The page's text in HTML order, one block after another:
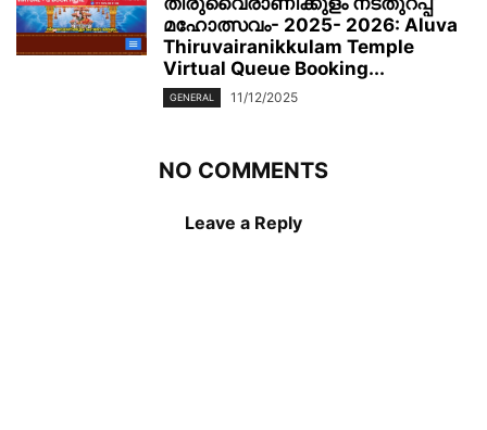
മഹോത്സവം- 2025- 2026: Aluva
Thiruvairanikkulam Temple
Virtual Queue Booking...
GENERAL 11/12/2025
NO COMMENTS
Leave a Reply